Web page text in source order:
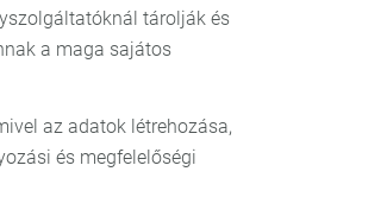
tárolják és
a maga sajátos
az adatok létrehozása,
és megfelelőségi